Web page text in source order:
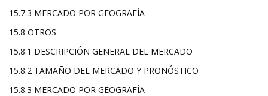
15.7.3 MERCADO POR GEOGRAFÍA
15.8 OTROS
15.8.1 DESCRIPCIÓN GENERAL DEL MERCADO
15.8.2 TAMAÑO DEL MERCADO Y PRONÓSTICO
15.8.3 MERCADO POR GEOGRAFÍA